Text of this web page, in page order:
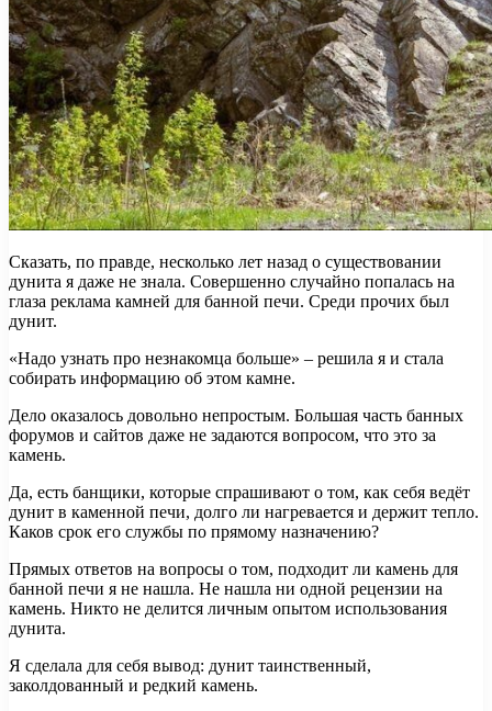
Сказать, по правде, несколько лет назад о существовании
дунита я даже не знала. Совершенно случайно попалась на
глаза реклама камней для банной печи. Среди прочих был
дунит.
«Надо узнать про незнакомца больше» – решила я и стала
собирать информацию об этом камне.
Дело оказалось довольно непростым. Большая часть банных
форумов и сайтов даже не задаются вопросом, что это за
камень.
Да, есть банщики, которые спрашивают о том, как себя ведёт
дунит в каменной печи, долго ли нагревается и держит тепло.
Каков срок его службы по прямому назначению?
Прямых ответов на вопросы о том, подходит ли камень для
банной печи я не нашла. Не нашла ни одной рецензии на
камень. Никто не делится личным опытом использования
дунита.
Я сделала для себя вывод: дунит таинственный,
заколдованный и редкий камень.